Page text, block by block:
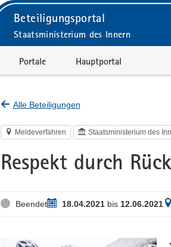
Beteiligungsportal
Staatsministerium des Innern
Portale Hauptportal
Alle Beteiligungen
Meldeverfahren Staatsministerium des
Respekt durch
StatusBeendetZeitraum18.04.2021bis 12.06.2021